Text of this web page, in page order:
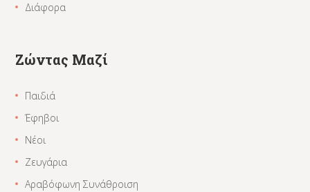
Διάφορα
Ζώντας Μαζί
Παιδιά
Έφηβοι
Νέοι
Ζευγάρια
Αραβόφωνη Συνάθροιση